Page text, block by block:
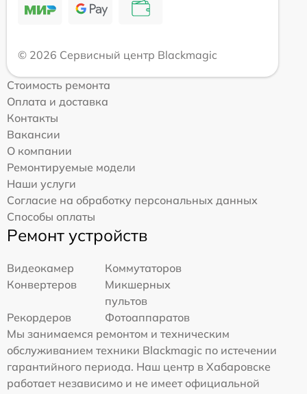
© 2026 Сервисный центр Blackmagic
Стоимость ремонта
Оплата и доставка
Контакты
Вакансии
О компании
Ремонтируемые модели
Наши услуги
Согласие на обработку персональных данных
Способы оплаты
Ремонт устройств
Видеокамер
Коммутаторов
Конвертеров
Микшерных
пультов
Рекордеров
Фотоаппаратов
Мы занимаемся ремонтом и техническим
обслуживанием техники Blackmagic по истечении
гарантийного периода. Наш центр в Хабаровске
работает независимо и не имеет официальной